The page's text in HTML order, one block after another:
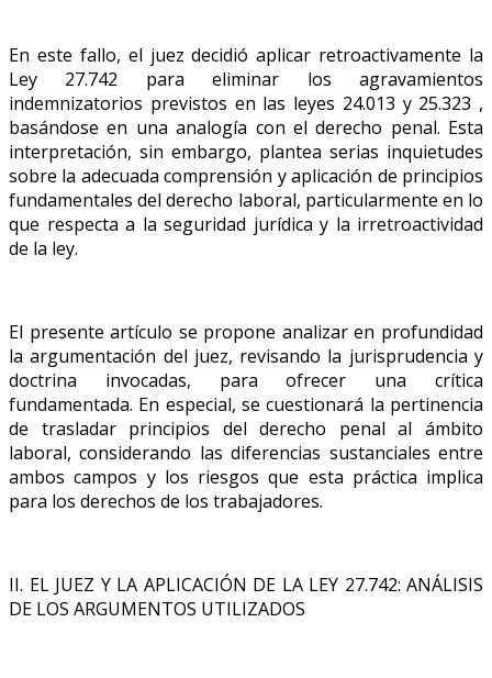
En este fallo, el juez decidió aplicar retroactivamente la
Ley 27.742 para eliminar los agravamientos
indemnizatorios previstos en las leyes 24.013 y 25.323 ,
basándose en una analogía con el derecho penal. Esta
interpretación, sin embargo, plantea serias inquietudes
sobre la adecuada comprensión y aplicación de principios
fundamentales del derecho laboral, particularmente en lo
que respecta a la seguridad jurídica y la irretroactividad
de la ley.
El presente artículo se propone analizar en profundidad
la argumentación del juez, revisando la jurisprudencia y
doctrina invocadas, para ofrecer una crítica
fundamentada. En especial, se cuestionará la pertinencia
de trasladar principios del derecho penal al ámbito
laboral, considerando las diferencias sustanciales entre
ambos campos y los riesgos que esta práctica implica
para los derechos de los trabajadores.
II. EL JUEZ Y LA APLICACIÓN DE LA LEY 27.742: ANÁLISIS
DE LOS ARGUMENTOS UTILIZADOS